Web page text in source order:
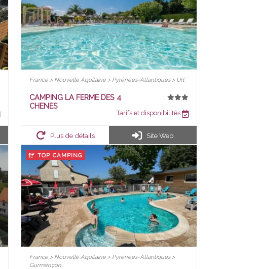
France > Nouvelle Aquitaine > Pyrénées-Atlantiques > Urt
CAMPING LA FERME DES 4
CHENES
Tarifs et disponibilités
Plus de détails Site Web
TOP CAMPING
France > Nouvelle Aquitaine > Pyrénées-Atlantiques >
Gurmençon